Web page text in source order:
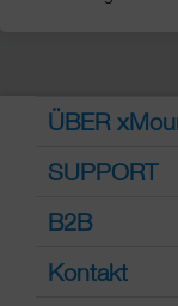
ÜBER
SUPPORT
B2B
Kontakt